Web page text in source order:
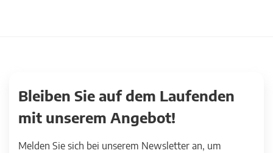
Bleiben Sie auf dem Laufenden
mit unserem Angebot!
Melden Sie sich bei unserem Newsletter an, um